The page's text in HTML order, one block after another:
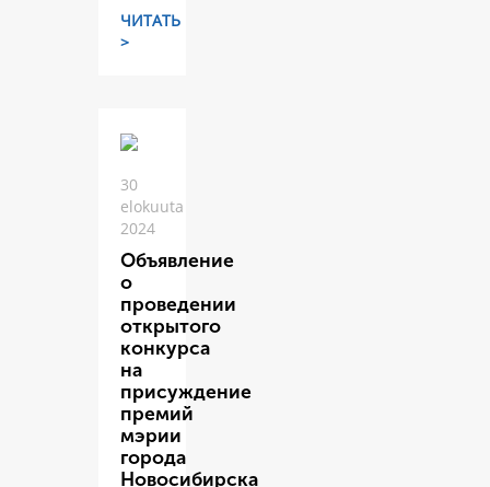
ЧИТАТЬ
>
30
elokuuta
2024
Объявление
о
проведении
открытого
конкурса
на
присуждение
премий
мэрии
города
Новосибирска